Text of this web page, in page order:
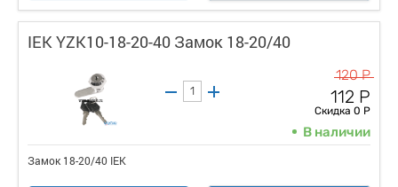
IEK YZK10-18-20-40 Замок 18-20/40
120 Р
112 Р
Скидка 0 Р
В наличии
Замок 18-20/40 IEK